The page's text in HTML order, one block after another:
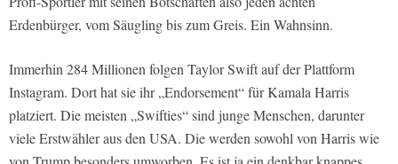
Erdenbürger, vom Säugling bis zum Greis. Ein Wahnsinn.
Immerhin 284 Millionen folgen Taylor Swift auf der Plattform
Instagram. Dort hat sie ihr „Endorsement“ für Kamala Harris
platziert. Die meisten „Swifties“ sind junge Menschen, darunter
viele Erstwähler aus den USA. Die werden sowohl von Harris wie